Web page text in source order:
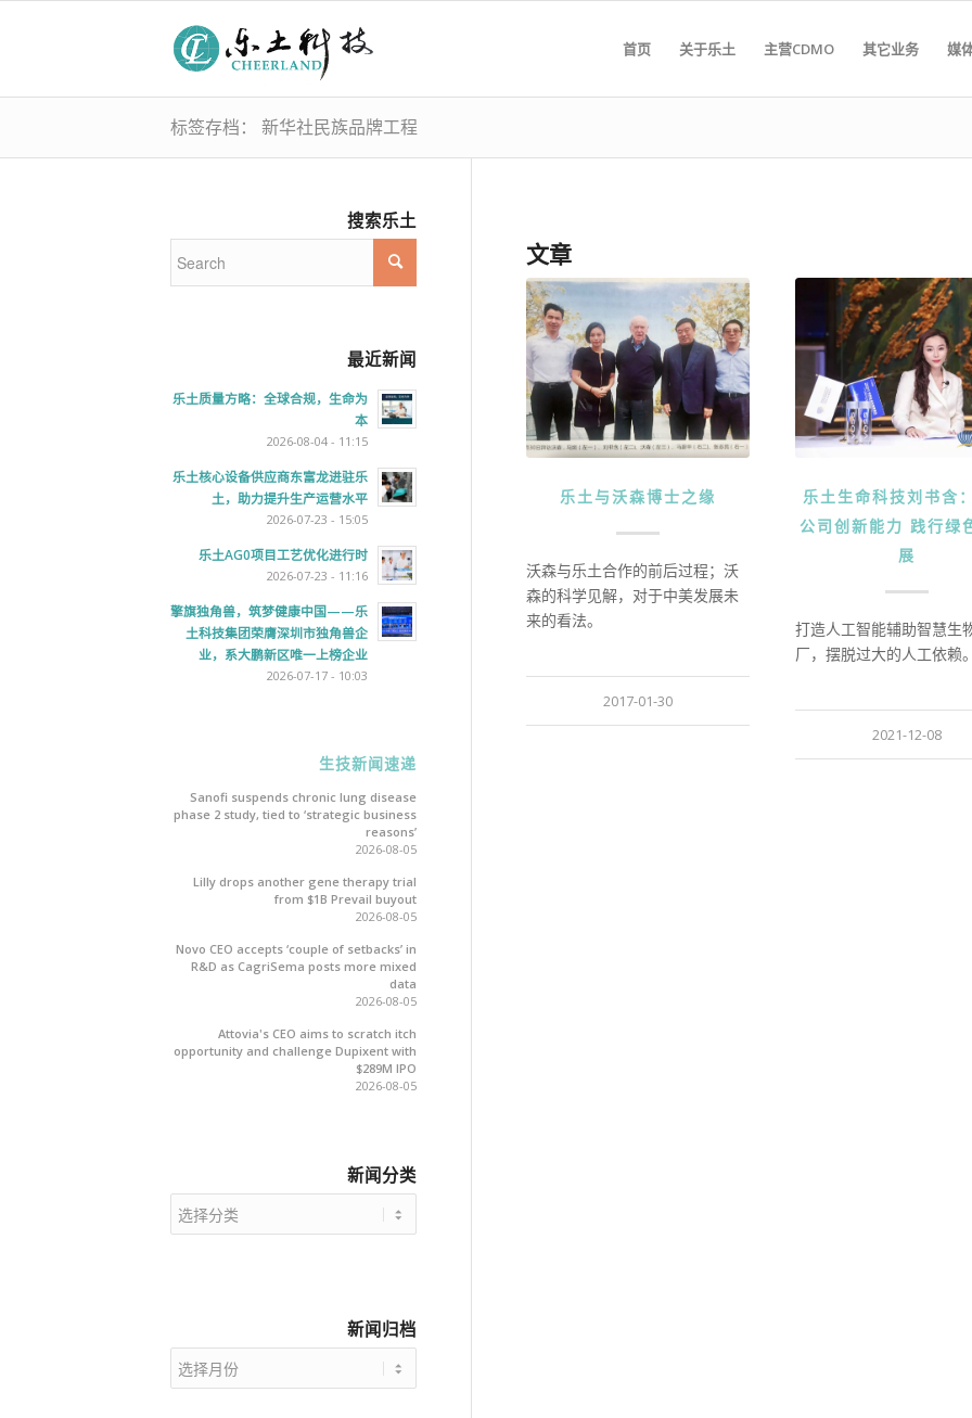
首页 关于乐土 主营CDMO 其它业务 媒
标签存档： 新华社民族品牌工程
文章
乐土与沃森博士之缘
沃森与乐土合作的前后过程；沃
森的科学见解，对于中美发展未
来的看法。
2017-01-30
乐土生命科技刘书含
公司创新能力 践行绿
展
打造人工智能辅助智慧生
厂，摆脱过大的人工依赖。
2021-12-08
搜索乐土
最近新闻
乐土质量方略：全球合规，生命为
本
2026-08-04 - 11:15
乐土核心设备供应商东富龙进驻乐
土，助力提升生产运营水平
2026-07-23 - 15:05
乐土AG0项目工艺优化进行时
2026-07-23 - 11:16
擎旗独角兽，筑梦健康中国——乐
土科技集团荣膺深圳市独角兽企
业，系大鹏新区唯一上榜企业
2026-07-17 - 10:03
生技新闻速递
Sanofi suspends chronic lung disease
phase 2 study, tied to ‘strategic business
reasons’
2026-08-05
Lilly drops another gene therapy trial
from $1B Prevail buyout
2026-08-05
Novo CEO accepts ‘couple of setbacks’ in
R&D as CagriSema posts more mixed
data
2026-08-05
Attovia's CEO aims to scratch itch
opportunity and challenge Dupixent with
$289M IPO
2026-08-05
新闻分类
闻
新闻归档